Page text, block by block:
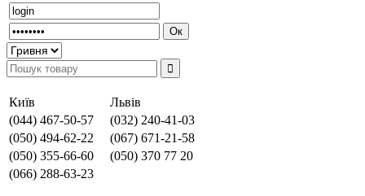
Київ
Львів
(044) 467-50-57
(032) 240-41-03
(050) 494-62-22
(067) 671-21-58
(050) 355-66-60
(050) 370 77 20
(066) 288-63-23